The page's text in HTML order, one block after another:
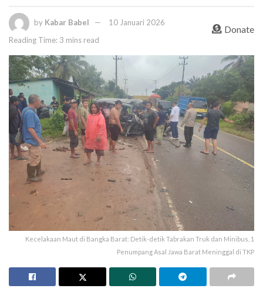
by Kabar Babel
10 Januari 2026
Reading Time: 3 mins read
Donate
Kecelakaan Maut di Bangka Barat: Detik-detik Tab­rakan Truk dan Minibus, 1
Penumpang Asal Jawa Barat Meninggal di TKP